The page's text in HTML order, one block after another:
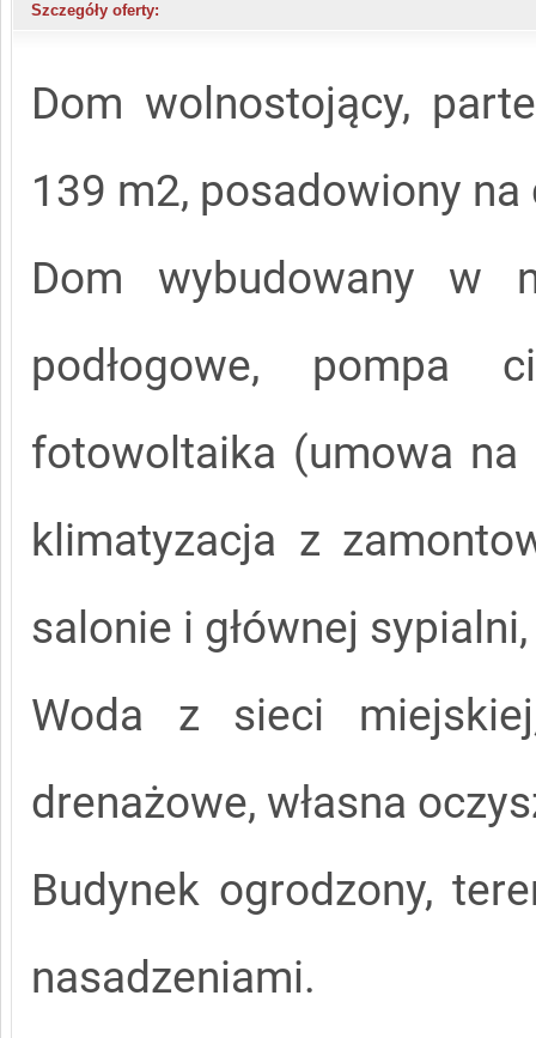
Szczegóły oferty:
Dom wolnostojący,
139 m2, posadowiony na
Dom wybudowany w
podłogowe, pompa
fotowoltaika (umowa na
klimatyzacja z
salonie i głównej
Woda z sieci
drenażowe, własna
Budynek ogrodzony,
nasadzeniami.